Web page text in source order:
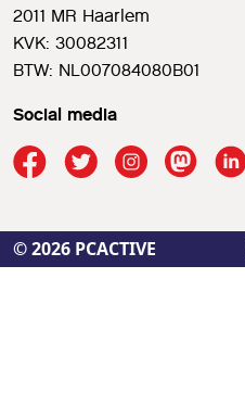
2011 MR Haarlem
KVK: 30082311
BTW: NL007084080B01
Social media
© 2026 PCACTIVE